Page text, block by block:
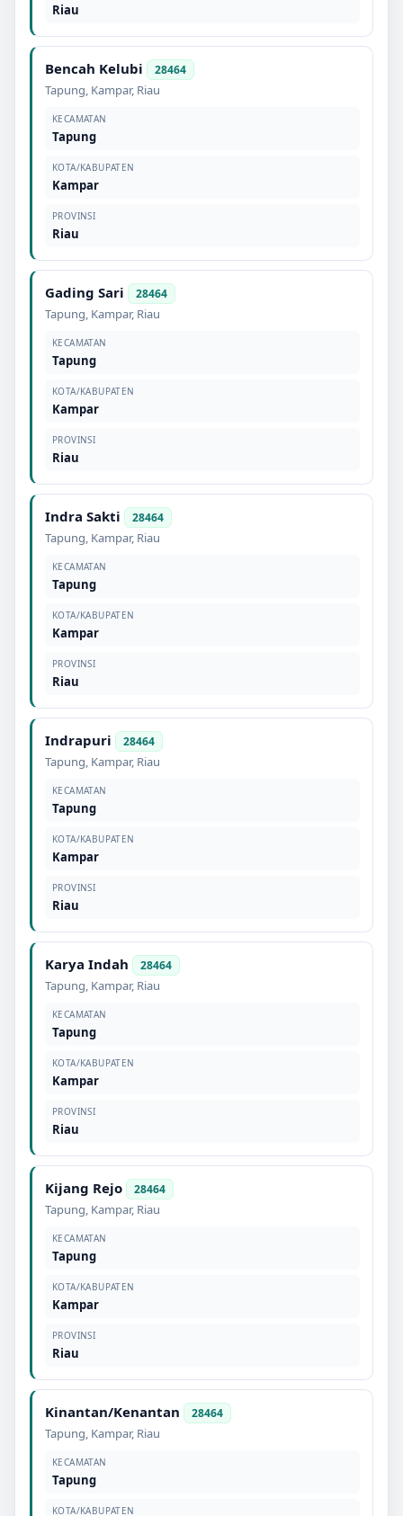
Riau
Bencah Kelubi 28464
Tapung, Kampar, Riau
KECAMATAN
Tapung
KOTA/KABUPATEN
Kampar
PROVINSI
Riau
Gading Sari 28464
Tapung, Kampar, Riau
KECAMATAN
Tapung
KOTA/KABUPATEN
Kampar
PROVINSI
Riau
Indra Sakti 28464
Tapung, Kampar, Riau
KECAMATAN
Tapung
KOTA/KABUPATEN
Kampar
PROVINSI
Riau
Indrapuri 28464
Tapung, Kampar, Riau
KECAMATAN
Tapung
KOTA/KABUPATEN
Kampar
PROVINSI
Riau
Karya Indah 28464
Tapung, Kampar, Riau
KECAMATAN
Tapung
KOTA/KABUPATEN
Kampar
PROVINSI
Riau
Kijang Rejo 28464
Tapung, Kampar, Riau
KECAMATAN
Tapung
KOTA/KABUPATEN
Kampar
PROVINSI
Riau
Kinantan/Kenantan 28464
Tapung, Kampar, Riau
KECAMATAN
Tapung
KOTA/KABUPATEN